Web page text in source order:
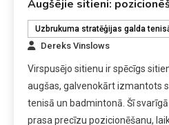
Augšējie sitieni:
Uzbrukuma stratēģijas galda
Dereks Vinslows
Virspusējo sitienu ir spēcīgs
augšas, galvenokārt izmantots
tenisā un badmintonā. Šī
prasa precīzu pozicionēšanu,